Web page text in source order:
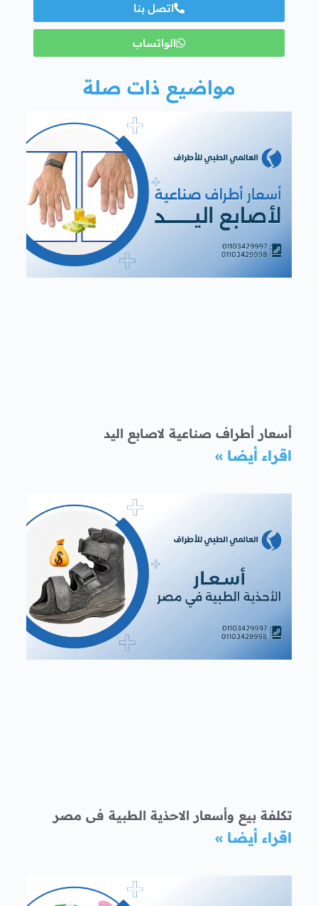
اتصل بنا
الواتساب
مواضيع ذات صلة
أسعار أطراف صناعية لاصابع اليد
اقراء أيضا »
تكلفة بيع وأسعار الاحذية الطبية فى مصر
اقراء أيضا »